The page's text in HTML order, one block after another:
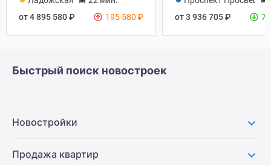
от 4 895 580₽ 195 580 ₽
от 3 936 705₽
Быстрый поиск новостроек
Новостройки
Продажа квартир